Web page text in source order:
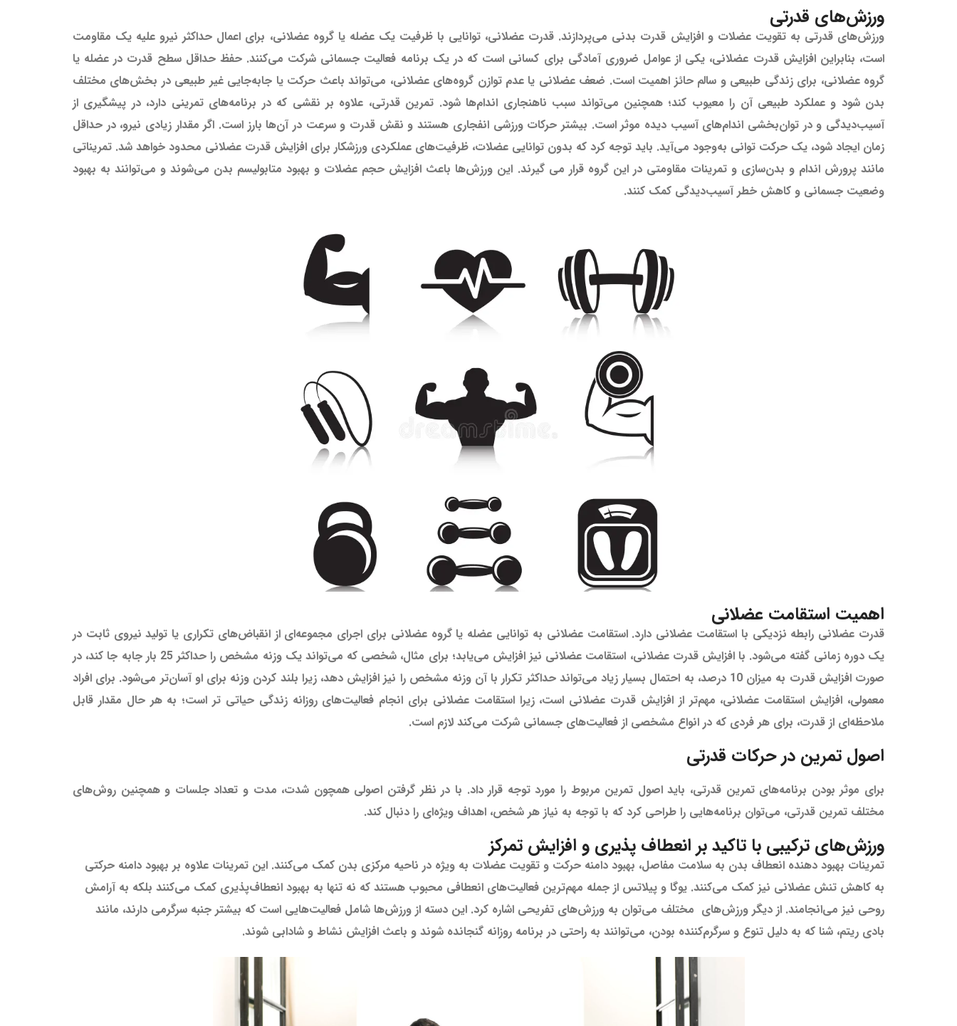
ورزش‌های قدرتی
ورزش‌های قدرتی به تقویت عضلات و افزایش قدرت بدنی می‌پردازند. قدرت عضلانی، توانایی با ظرفیت یک عضله یا گروه عضلانی، برای اعمال حداکثر نیرو علیه یک مقاومت
است، بنابراین افزایش قدرت عضلانی، یکی از عوامل ضروری آمادگی برای کسانی است که در یک برنامه فعالیت جسمانی شرکت می‌کنند. حفظ حداقل سطح قدرت در عضله یا
گروه عضلانی، برای زندگی طبیعی و سالم حائز اهمیت است. ضعف عضلانی یا عدم توازن گروه‌های عضلانی، می‌تواند باعث حرکت یا جابه‌جایی غیر طبیعی در بخش‌های مختلف
بدن شود و عملکرد طبیعی آن را معیوب کند؛ همچنین می‌تواند سبب ناهنجاری اندام‌ها شود. تمرین قدرتی، علاوه بر نقشی که در برنامه‌های تمرینی دارد، در پیشگیری از
آسیب‌دیدگی و در توان‌بخشی اندام‌های آسیب دیده موثر است. بیشتر حرکات ورزشی انفجاری هستند و نقش قدرت و سرعت در آن‌ها بارز است. اگر مقدار زیادی نیرو، در حداقل
زمان ایجاد شود، یک حرکت توانی به‌وجود می‌آید. باید توجه کرد که بدون توانایی عضلات، ظرفیت‌های عملکردی ورزشکار برای افزایش قدرت عضلانی محدود خواهد شد. تمریناتی
مانند پرورش اندام و بدن‌سازی و تمرینات مقاومتی در این گروه قرار می گیرند. این ورزش‌ها باعث افزایش حجم عضلات و بهبود متابولیسم بدن می‌شوند و می‌توانند به بهبود
وضعیت جسمانی و کاهش خطر آسیب‌دیدگی کمک کنند.
اهمیت استقامت عضلانی
قدرت عضلانی رابطه نزدیکی با استقامت عضلانی دارد. استقامت عضلانی به توانایی عضله یا گروه عضلانی برای اجرای مجموعه‌ای از انقباض‌های تکراری یا تولید نیروی ثابت در
یک دوره زمانی گفته می‌شود. با افزایش قدرت عضلانی، استقامت عضلانی نیز افزایش می‌یابد؛ برای مثال، شخصی که می‌تواند یک وزنه مشخص را حداکثر 25 بار جابه جا کند، در
صورت افزایش قدرت به میزان 10 درصد، به احتمال بسیار زیاد می‌تواند حداکثر تکرار با آن وزنه مشخص را نیز افزایش دهد، زیرا بلند کردن وزنه برای او آسان‌تر می‌شود. برای افراد
معمولی، افزایش استقامت عضلانی، مهم‌تر از افزایش قدرت عضلانی است، زیرا استقامت عضلانی برای انجام فعالیت‌های روزانه زندگی حیاتی تر است؛ به هر حال مقدار قابل
ملاحظه‌ای از قدرت، برای هر فردی که در انواع مشخصی از فعالیت‌های جسمانی شرکت می‌کند لازم است.
اصول تمرین در حرکات قدرتی
برای موثر بودن برنامه‌های تمرین قدرتی، باید اصول تمرین مربوط را مورد توجه قرار داد. با در نظر گرفتن اصولی همچون شدت، مدت و تعداد جلسات و همچنین روش‌های
مختلف تمرین قدرتی، می‌توان برنامه‌هایی را طراحی کرد که با توجه به نیاز هر شخص، اهداف ویژه‌ای را دنبال کند.
ورزش‌های ترکیبی با تاکید بر انعطاف پذیری و افزایش تمرکز
تمرینات بهبود دهنده انعطاف بدن به سلامت مفاصل، بهبود دامنه حرکت و تقویت عضلات به ویژه در ناحیه مرکزی بدن کمک می‌کنند. این تمرینات علاوه بر بهبود دامنه حرکتی
به کاهش تنش عضلانی نیز کمک می‌کنند. یوگا و پیلاتس از جمله مهم‌ترین فعالیت‌های انعطافی محبوب هستند که نه تنها به بهبود انعطاف‌پذیری کمک می‌کنند بلکه به آرامش
روحی نیز می‌انجامند. از دیگر ورزش‌های مختلف می‌توان به ورزش‌های تفریحی اشاره کرد. این دسته از ورزش‌ها شامل فعالیت‌هایی است که بیشتر جنبه سرگرمی دارند، مانند
بادی ریتم، شنا که به دلیل تنوع و سرگرم‌کننده بودن، می‌توانند به راحتی در برنامه روزانه گنجانده شوند و باعث افزایش نشاط و شادابی شوند.